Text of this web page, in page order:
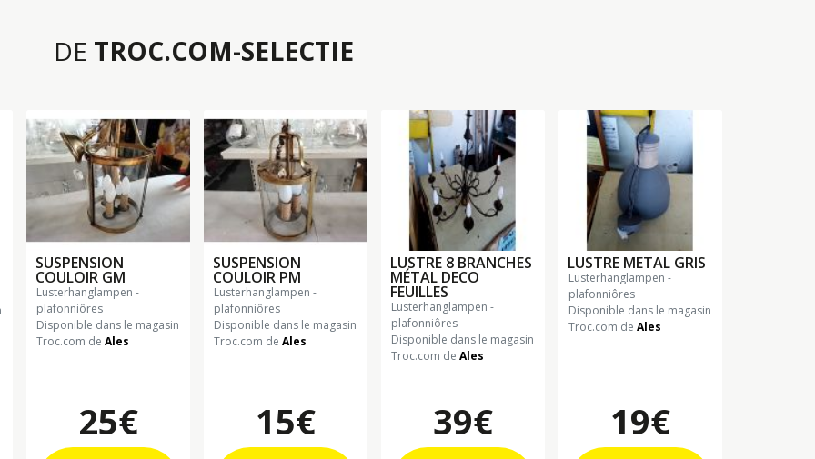
DE TROC.COM-SELECTIE
SUSPENSION
COULOIR GM
lusterhanglampen -
plafonniôres
Disponible dans le magasin
Troc.com de Ales
25€
SUSPENSION
COULOIR PM
lusterhanglampen -
plafonniôres
Disponible dans le magasin
Troc.com de Ales
15€
LUSTRE 8 BRANCHES
MÉTAL DECO
FEUILLES
lusterhanglampen -
plafonniôres
Disponible dans le magasin
Troc.com de Ales
39€
LUSTRE METAL GRIS
lusterhanglampen -
plafonniôres
Disponible dans le magasin
Troc.com de Ales
19€